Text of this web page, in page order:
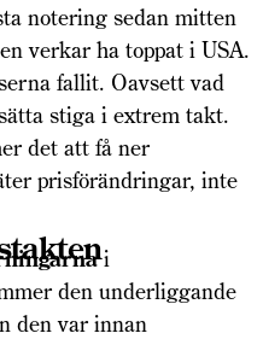
notering sedan mitten
verkar ha toppat i USA.
fallit. Oavsett vad
stiga i extrem takt.
det att få ner
prisförändringar, inte
i
den underliggande
den var innan